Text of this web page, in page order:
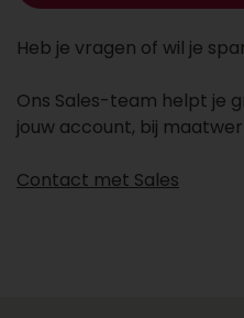
Heb je vragen of wil je
Ons Sales-team helpt je
jouw account, bij
Contact met Sales